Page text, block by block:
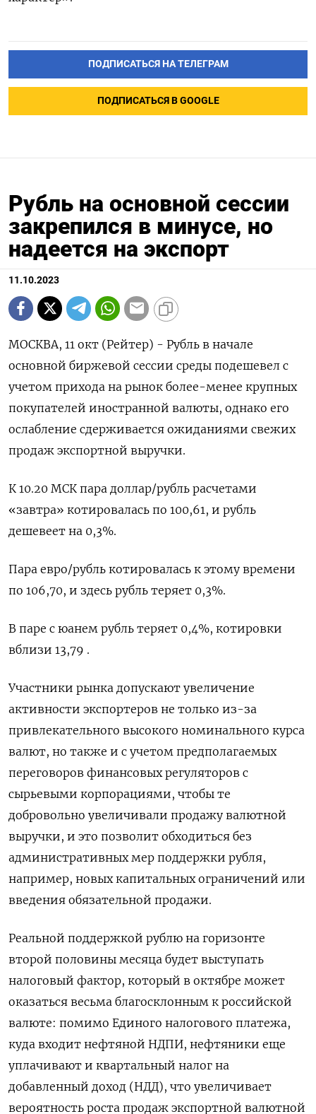
ПОДПИСАТЬСЯ НА ТЕЛЕГРАМ
ПОДПИСАТЬСЯ В GOOGLE
Рубль на основной сессии
закрепился в минусе, но
надеется на экспорт
11.10.2023
МОСКВА, 11 окт (Рейтер) - Рубль в начале
основной биржевой сессии среды подешевел с
учетом прихода на рынок более-менее крупных
покупателей иностранной валюты, однако его
ослабление сдерживается ожиданиями свежих
продаж экспортной выручки.
К 10.20 МСК пара доллар/рубль расчетами
«завтра» котировалась по 100,61, и рубль
дешевеет на 0,3%.
Пара евро/рубль котировалась к этому времени
по 106,70, и здесь рубль теряет 0,3%.
В паре с юанем рубль теряет 0,4%, котировки
вблизи 13,79 .
Участники рынка допускают увеличение
активности экспортеров не только из-за
привлекательного высокого номинального курса
валют, но также и с учетом предполагаемых
переговоров финансовых регуляторов с
сырьевыми корпорациями, чтобы те
добровольно увеличивали продажу валютной
выручки, и это позволит обходиться без
административных мер поддержки рубля,
например, новых капитальных ограничений или
введения обязательной продажи.
Реальной поддержкой рублю на горизонте
второй половины месяца будет выступать
налоговый фактор, который в октябре может
оказаться весьма благосклонным к российской
валюте: помимо Единого налогового платежа,
куда входит нефтяной НДПИ, нефтяники еще
уплачивают и квартальный налог на
добавленный доход (НДД), что увеличивает
вероятность роста продаж экспортной валютной